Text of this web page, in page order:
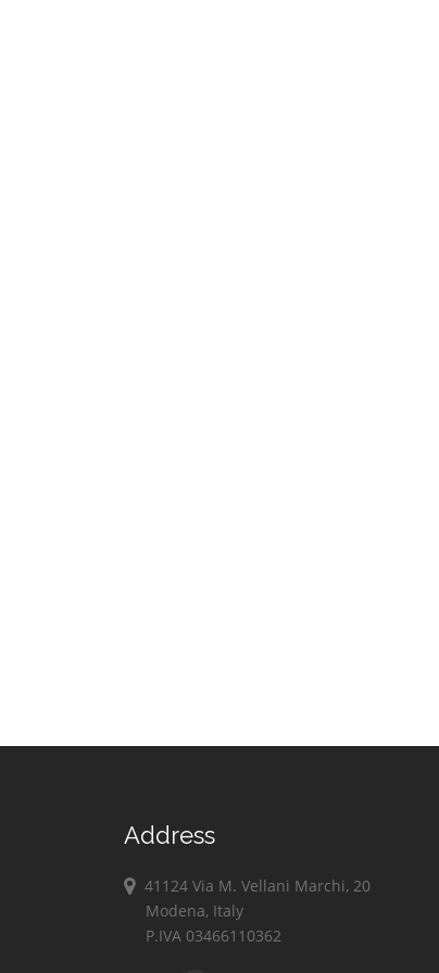
Address
41124 Via M. Vellani Marchi, 20
Modena, Italy
P.IVA 03466110362